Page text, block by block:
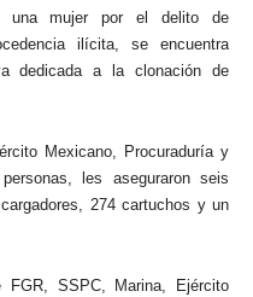
una mujer por el delito de
ilícita, se encuentra
dedicada a la clonación de
Mexicano, Procuraduría y
les aseguraron seis
274 cartuchos y un
SSPC, Marina, Ejército